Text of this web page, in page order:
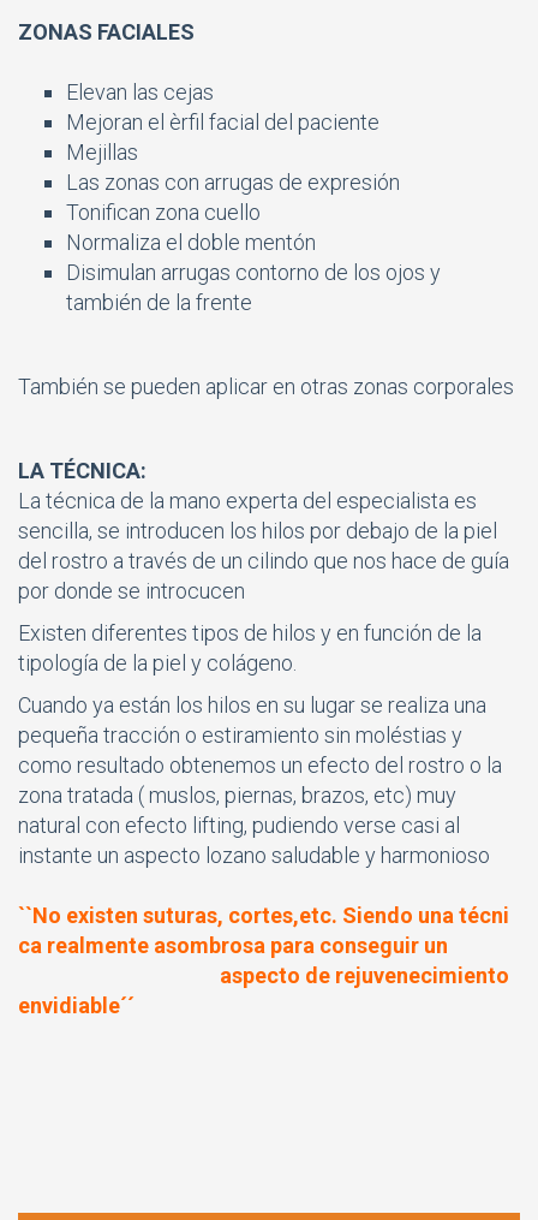
ZONAS FACIALES
Elevan las cejas
Mejoran el èrfil facial del paciente
Mejillas
Las zonas con arrugas de expresión
Tonifican zona cuello
Normaliza el doble mentón
Disimulan arrugas contorno de los ojos y
también de la frente
También se pueden aplicar en otras zonas corporales
LA TÉCNICA:
La técnica de la mano experta del especialista es
sencilla, se introducen los hilos por debajo de la piel
del rostro a través de un cilindo que nos hace de guía
por donde se introcucen
Existen diferentes tipos de hilos y en función de la
tipología de la piel y colágeno.
Cuando ya están los hilos en su lugar se realiza una
pequeña tracción o estiramiento sin moléstias y
como resultado obtenemos un efecto del rostro o la
zona tratada ( muslos, piernas, brazos, etc) muy
natural con efecto lifting, pudiendo verse casi al
instante un aspecto lozano saludable y harmonioso
``No existen suturas, cortes,etc. Siendo una técni
ca realmente asombrosa para conseguir un
aspecto de rejuvenecimiento
envidiable´´